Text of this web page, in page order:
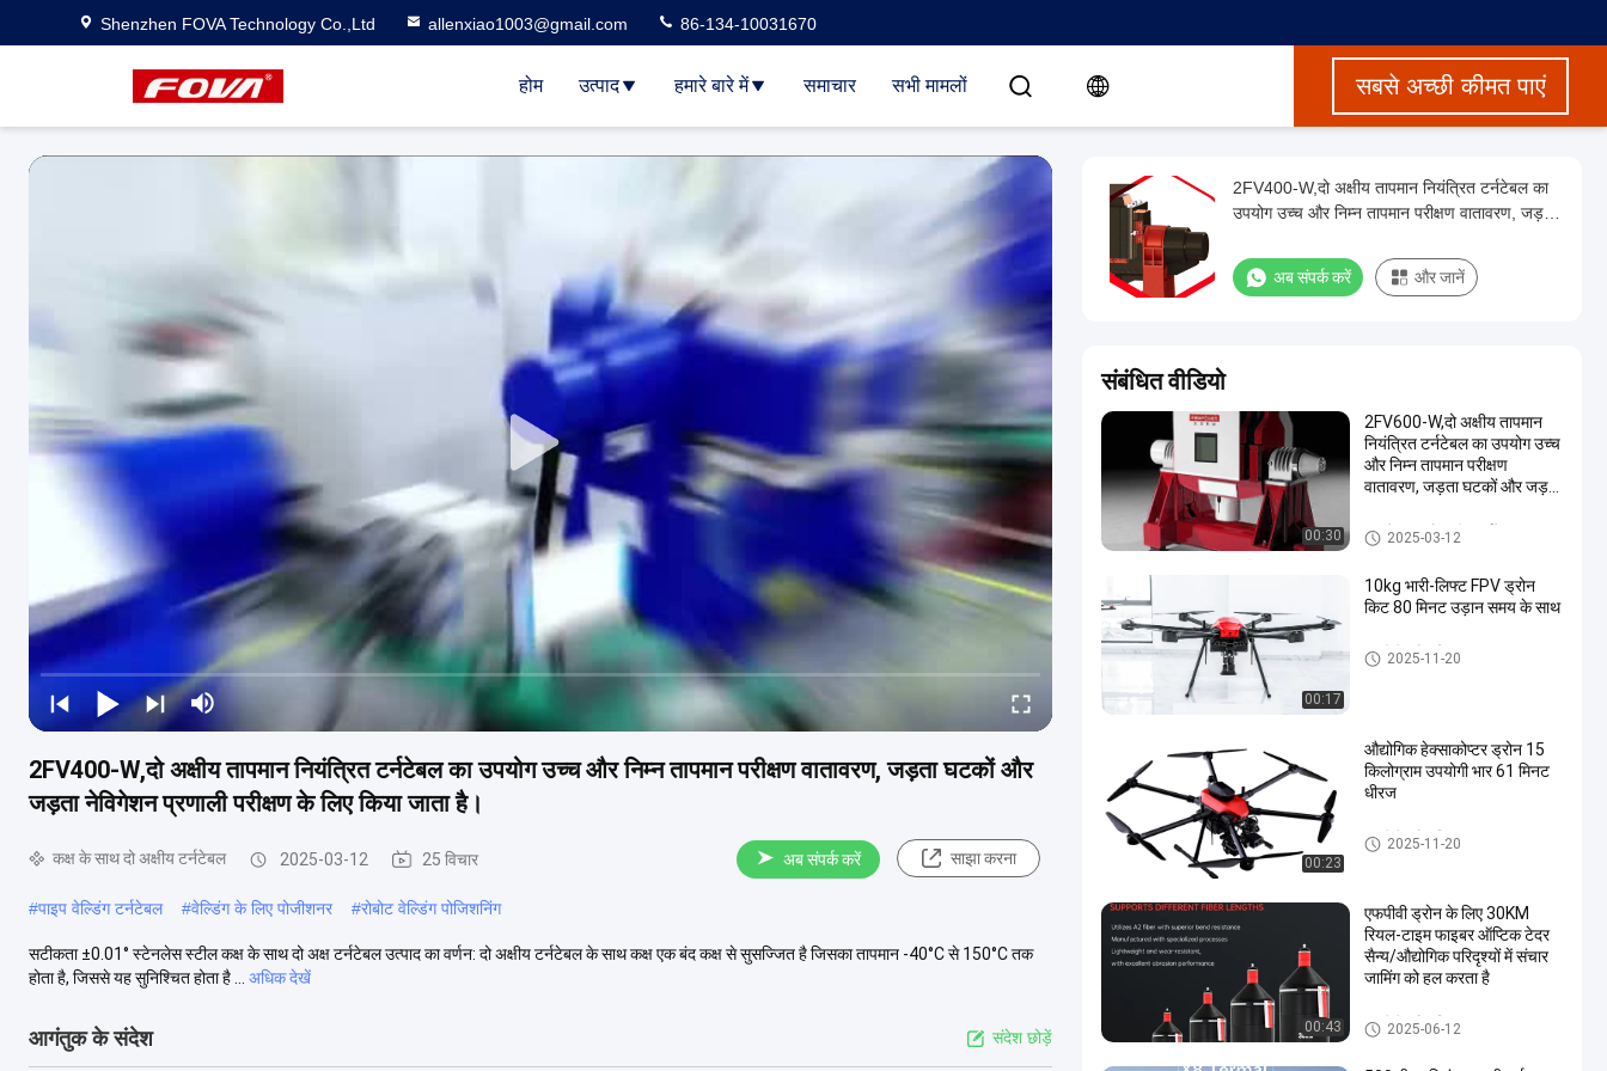
Shenzhen FOVA Technology Co.,Ltd allenxiao1003@gmail.com 86-134-10031670
होम उत्पाद हमारे बारे में समाचार सभी मामलों सबसे अच्छी कीमत पाएं
2FV400-W,दो अक्षीय तापमान नियंत्रित टर्नटेबल का उपयोग उच्च और निम्न तापमान परीक्षण वातावरण, जड़ता घटकों और
जड़ता नेविगेशन प्रणाली परीक्षण के लिए किया जाता है।
कक्ष के साथ दो अक्षीय टर्नटेबल 2025-03-12 25 विचार अब संपर्क करें साझा करना
#पाइप वेल्डिंग टर्नटेबल #वेल्डिंग के लिए पोजीशनर #रोबोट वेल्डिंग पोजिशनिंग
सटीकता ±0.01° स्टेनलेस स्टील कक्ष के साथ दो अक्ष टर्नटेबल उत्पाद का वर्णन: दो अक्षीय टर्नटेबल के साथ कक्ष एक बंद कक्ष से सुसज्जित है जिसका तापमान -40°C से 150°C तक
होता है, जिससे यह सुनिश्चित होता है ...
अधिक देखें
आगंतुक के संदेश संदेश छोड़ें
2FV400-W,दो अक्षीय तापमान नियंत्रित टर्नटेबल का
उपयोग उच्च और निम्न तापमान परीक्षण वातावरण, जड़ता
जाता है।
अब संपर्क करें और जानें
संबंधित वीडियो
00:30
2FV600-W,दो अक्षीय तापमान
नियंत्रित टर्नटेबल का उपयोग उच्च
और निम्न तापमान परीक्षण
वातावरण, जड़ता घटकों और जड़ता
किया जाता है। अधिकतम भार भार
60kg
कक्ष के साथ दो अक्षीय टर्नटेबल
2025-03-12
00:17
10kg भारी-लिफ्ट FPV ड्रोन
किट 80 मिनट उड़ान समय के साथ
एफपीवी ड्रोन किट
2025-11-20
00:23
औद्योगिक हेक्साकोप्टर ड्रोन 15
किलोग्राम उपयोगी भार 61 मिनट
धीरज
एफपीवी ड्रोन किट
2025-11-20
00:43
एफपीवी ड्रोन के लिए 30KM
रियल-टाइम फाइबर ऑप्टिक टेदर
सैन्य/औद्योगिक परिदृश्यों में संचार
जामिंग को हल करता है
एफपीवी ड्रोन किट
2025-06-12